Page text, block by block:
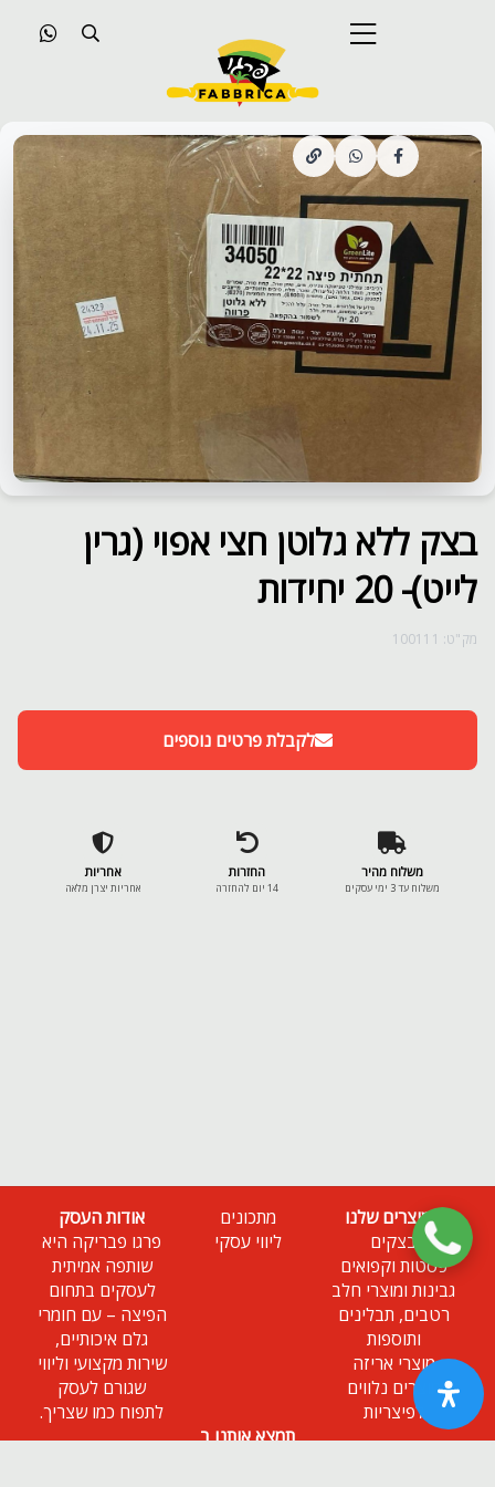
בצק ללא גלוטן חצי אפוי (גרין
לייט)- 20 יחידות
מק"ט: 100111
לקבלת פרטים נוספים
משלוח מהיר
משלוח עד 3 ימי עסקים
החזרות
14 יום להחזרה
אחריות
אחריות יצרן מלאה
המוצרים שלנו
בצקים
פסטות וקפואים
גבינות ומוצרי חלב
רטבים, תבלינים
ותוספות
מוצרי אריזה
מוצרים נלווים
לפיצריות
מתכונים
ליווי עסקי
אודות העסק
פרגו פבריקה היא
שותפה אמיתית
לעסקים בתחום
הפיצה – עם חומרי
גלם איכותיים,
שירות מקצועי וליווי
שגורם לעסק
לתפוח כמו שצריך.
תמצא אותנו ב